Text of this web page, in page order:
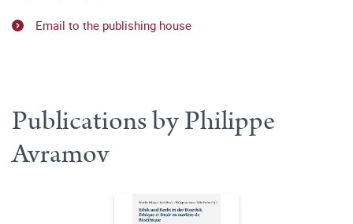
Email to the publishing house
Publications by Philippe
Avramov